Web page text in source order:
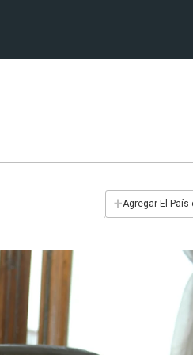
+Agregar El País